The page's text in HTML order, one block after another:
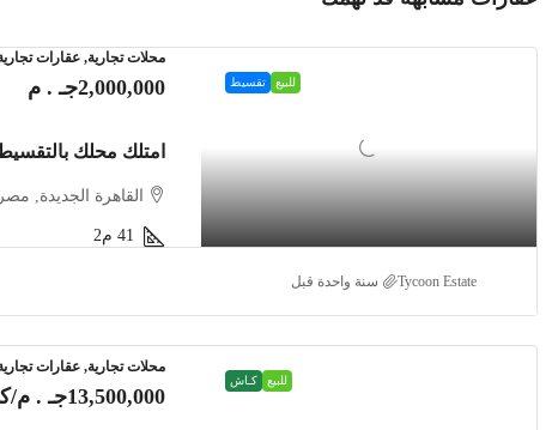
للبيع تقسيط
محلات تجارية, عقارات
2,000,000جـ . م
امتلك محلك
القاهرة الجديدة, مصر
41 م2
Tycoon Estate ‏سنة واحدة قبل
للبيع كـاش
محلات تجارية, عقارات
13,500,000جـ . م /